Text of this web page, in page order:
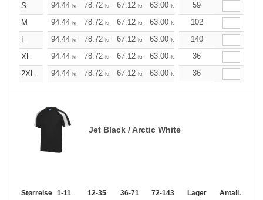
S 94.44 kr 78.72 kr 67.12 kr 63.00 kr 59.76
59
M
94.44 kr 78.72 kr 67.12 kr 63.00 kr 59.76
102
L
94.44 kr 78.72 kr 67.12 kr 63.00 kr 59.76
140
XL
94.44 kr 78.72 kr 67.12 kr 63.00 kr 59.76
36
2XL
94.44 kr 78.72 kr 67.12 kr 63.00 kr 59.76
36
Jet Black / Arctic White
Størrelse 1-11 12-35 36-71 72-143 144-287 288 +
Lager Antall.